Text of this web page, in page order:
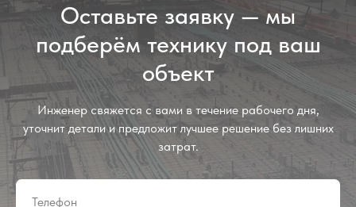
Оставьте заявку — мы
подберём технику под ваш
объект
Инженер свяжется с вами в течение рабочего дня,
уточнит детали и предложит лучшее решение без лишних
затрат.